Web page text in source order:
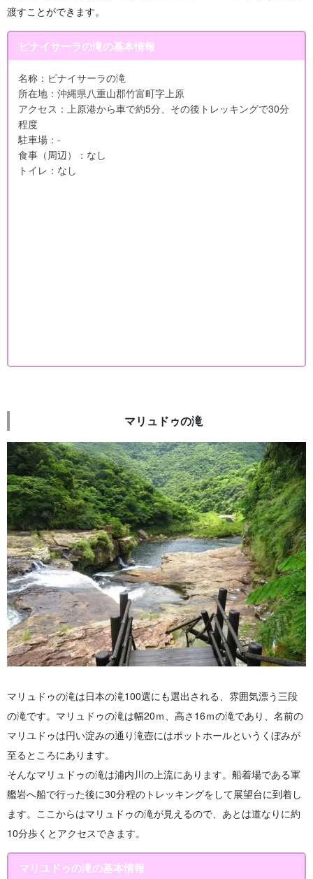
渡すことができます。
ピナイサーラの滝の基本情報
名称：ピナイサーラの滝
所在地：沖縄県八重山郡竹富町字上原
アクセス：上原港から車で約5分、その後トレッキングで30分
程度
駐車場：-
食事（周辺）：なし
トイレ：なし
マリュドゥの滝
マリュドゥの滝は日本の滝100選にも選出される、雰囲気漂う三段
の滝です。マリュドゥの滝は幅20ｍ、高さ16ｍの滝であり、名前の
マリユドゥは円い淀みの通り滝壺にはポットホールというくぼみが
至るところにあります。
そんなマリュドゥの滝は浦内川の上流にあります。船着場である軍
艦岩へ船で行った後に30分程のトレッキングをして展望台に到着し
ます。ここからはマリュドゥの滝が見えるので、あとは道なりに約
10分歩くとアクセスできます。
マリユドゥの滝の基本情報